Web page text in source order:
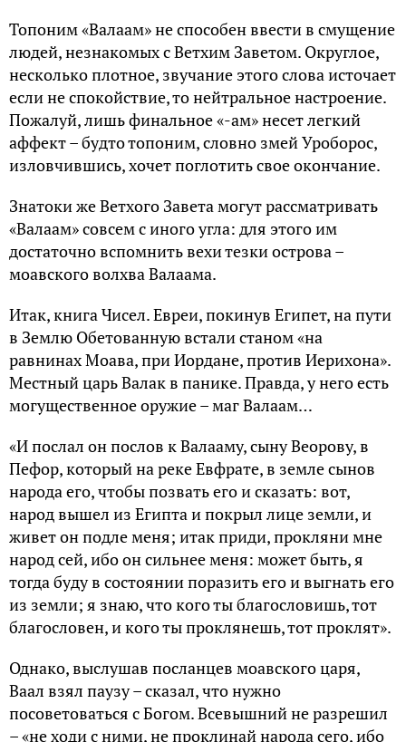
Топоним «Валаам» не способен ввести в смущение
людей, незнакомых с Ветхим Заветом. Округлое,
несколько плотное, звучание этого слова источает
если не спокойствие, то нейтральное настроение.
Пожалуй, лишь финальное «-ам» несет легкий
аффект – будто топоним, словно змей Уроборос,
изловчившись, хочет поглотить свое окончание.
Знатоки же Ветхого Завета могут рассматривать
«Валаам» совсем с иного угла: для этого им
достаточно вспомнить вехи тезки острова –
моавского волхва Валаама.
Итак, книга Чисел. Евреи, покинув Египет, на пути
в Землю Обетованную встали станом «на
равнинах Моава, при Иордане, против Иерихона».
Местный царь Валак в панике. Правда, у него есть
могущественное оружие – маг Валаам…
«И послал он послов к Валааму, сыну Веорову, в
Пефор, который на реке Евфрате, в земле сынов
народа его, чтобы позвать его и сказать: вот,
народ вышел из Египта и покрыл лице земли, и
живет он подле меня; итак приди, прокляни мне
народ сей, ибо он сильнее меня: может быть, я
тогда буду в состоянии поразить его и выгнать его
из земли; я знаю, что кого ты благословишь, тот
благословен, и кого ты проклянешь, тот проклят».
Однако, выслушав посланцев моавского царя,
Ваал взял паузу – сказал, что нужно
посоветоваться с Богом. Всевышний не разрешил
– «не ходи с ними, не проклинай народа сего, ибо